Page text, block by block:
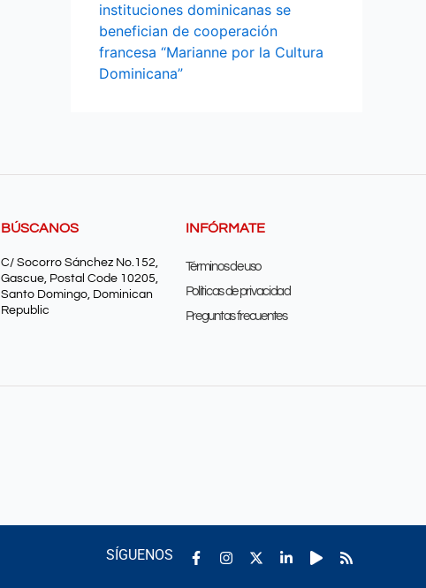
instituciones dominicanas se
benefician de cooperación
francesa “Marianne por la Cultura
Dominicana”
BÚSCANOS
C/ Socorro Sánchez No.152,
Gascue, Postal Code 10205,
Santo Domingo, Dominican
Republic
INFÓRMATE
Términos de uso
Políticas de privacidad
Preguntas frecuentes
SÍGUENOS
Facebook-
f
InstagramLinkedin-
in
PlayRss